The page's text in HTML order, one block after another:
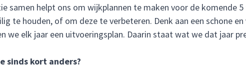
samen helpt ons om wijkplannen te maken voor de komende
te houden, of om deze te verbeteren. Denk aan een schone
we elk jaar een uitvoeringsplan. Daarin staat wat we dat jaar
sinds kort anders?